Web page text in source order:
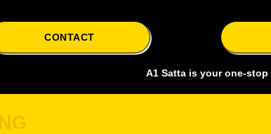
CONTACT
A1 Satta is your one-stop hub